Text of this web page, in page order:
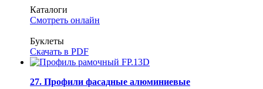
Каталоги
Смотреть онлайн
Буклеты
Скачать в PDF
27. Профили фасадные алюминиевые